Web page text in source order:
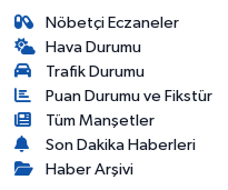
Nöbetçi Eczaneler
Hava Durumu
Trafik Durumu
Puan Durumu ve Fikstür
Tüm Manşetler
Son Dakika Haberleri
Haber Arşivi